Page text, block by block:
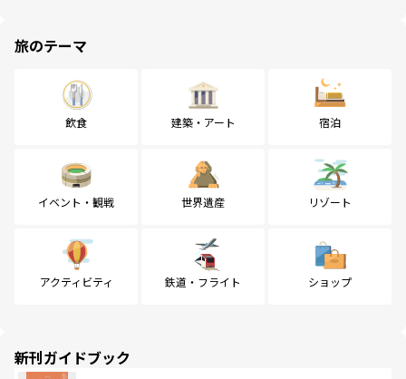
旅のテーマ
飲食 建築・アート 宿泊
イベント・観戦 世界遺産 リゾート
アクティビティ 鉄道・フライト ショップ
新刊ガイドブック